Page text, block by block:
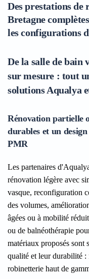
Des prestations de
Bretagne
les configurations
De la salle de bain
sur mesure : tout
solutions Aqualya
Rénovation partielle
durables et un
PMR
Les partenaires
rénovation légère avec
vasque, reconfiguration
des volumes,
âgées ou à mobilité
ou de balnéothérapie
matériaux proposés sont
qualité et leur durabilité :
robinetterie haut de